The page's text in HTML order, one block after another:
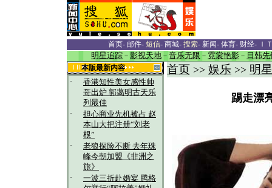
首页- 邮件- 短信- 商城- 搜索- 新闻- 体育- 财经- Ｉ
明星追踪 － 影视天地 － 音乐无限 － 霓裳艳影 － 日韩先
本版最新内容
·
香港知性美女感性帅
哥出炉 郭蔼明古天乐
列最佳
·
担心商业先机被占 赵
本山大把注册“刘老
根”
·
老狼探险不断 去年珠
峰今朝加盟《非洲之
旅》
·
一波三折赴婚宴 腾格
首页 >> 娱乐 >> 明
踢走漂